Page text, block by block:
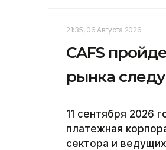
21:35, 06 Августа 2026
CAFS
рынка
11 сентября 2026
платежная
сектора и